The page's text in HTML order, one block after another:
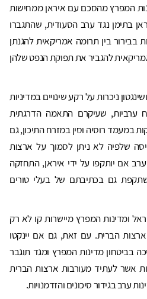
המפרץ מהסכם עם איראן ממחישות
בתימן נגד ערב הסעודית, שהתגברו
בבירור בין תרומה אמריקאית להגנתן
להגביר את תפוקת הנפט שלהן
ניכרות על רקע שינויים במדיניות
ערביות, שעיקרם התאמה הדרגתית
במעמד רוסיה וסין במזרח התיכון, גם
שלפיה לא ניתן לסמוך על ארצות
אם יותקפו על ידי איראן, התחזקה
גם בכתיבתם של בעלי טורים
ומדינות המפרץ מיישרות קו לא רק
הברית. עם זאת, גם אם יינקטו
בביטחון מדינות המפרץ ומגד תוגבר
אשר לעתיד מעורבות ארצות הברית
ערב בגידור סיכונים והזדמנויות.